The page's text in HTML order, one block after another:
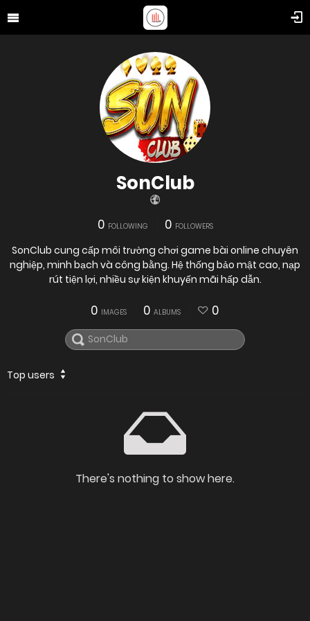
SonClub
0 FOLLOWING 0 FOLLOWERS
SonClub cung cấp môi trường chơi game bài online chuyên
nghiệp, minh bạch và công bằng. Hệ thống bảo mật cao, nạp
rút tiện lợi, nhiều sự kiện khuyến mãi hấp dẫn.
0 IMAGES 0 ALBUMS 0
Top users
There's nothing to show here.